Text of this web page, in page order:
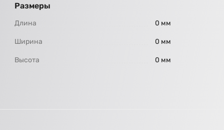
Размеры
Длина 0 мм
Ширина 0 мм
Высота 0 мм